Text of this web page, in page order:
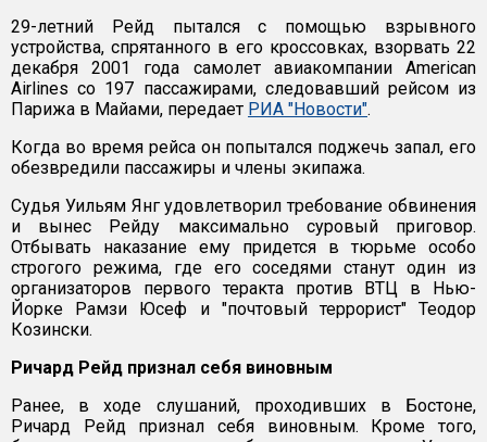
29-летний Рейд пытался с помощью взрывного
устройства, спрятанного в его кроссовках, взорвать 22
декабря 2001 года самолет авиакомпании American
Airlines со 197 пассажирами, следовавший рейсом из
Парижа в Майами, передает РИА "Новости".
Когда во время рейса он попытался поджечь запал, его
обезвредили пассажиры и члены экипажа.
Судья Уильям Янг удовлетворил требование обвинения
и вынес Рейду максимально суровый приговор.
Отбывать наказание ему придется в тюрьме особо
строгого режима, где его соседями станут один из
организаторов первого теракта против ВТЦ в Нью-
Йорке Рамзи Юсеф и "почтовый террорист" Теодор
Козински.
Ричард Рейд признал себя виновным
Ранее, в ходе слушаний, проходивших в Бостоне,
Ричард Рейд признал себя виновным. Кроме того,